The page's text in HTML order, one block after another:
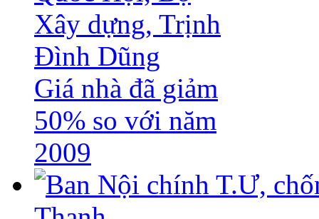
Giá nhà đã giảm
50% so với năm
2009